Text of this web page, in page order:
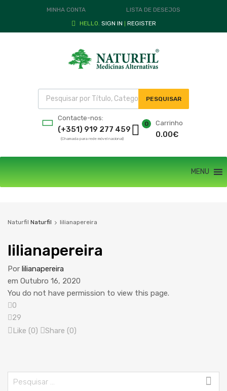
MINHA CONTA
LISTA DE DESEJOS
HELLO. SIGN IN REGISTER
PESQUISAR
Contacte-nos:
(+351) 919 277 459
(Chamada para rede móvel nacional)
Carrinho
0.00€
0
MENU
Naturfil Naturfil lilianapereira
lilianapereira
Por lilianapereira
em Outubro 16, 2020
You do not have permission to view this page.
0
29
Like (0) Share (0)